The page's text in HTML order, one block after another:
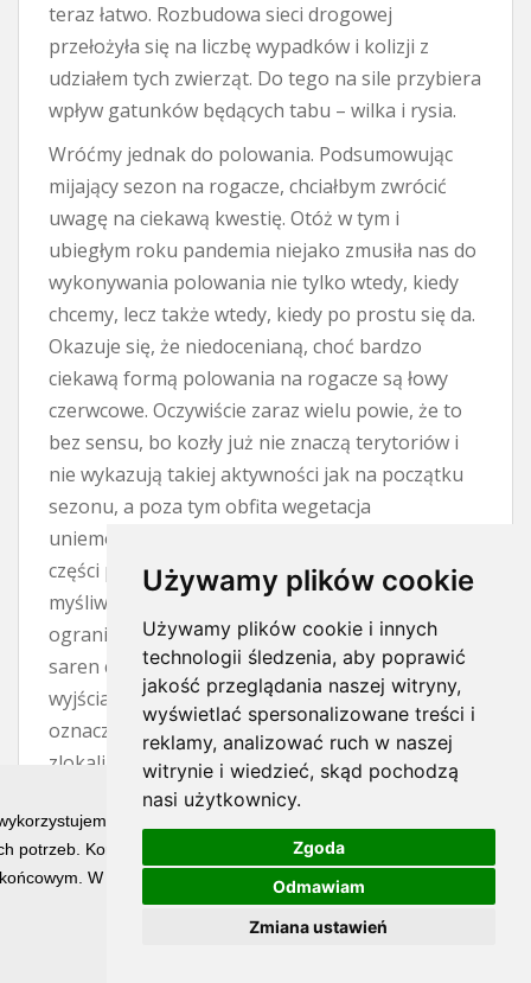
technologię cookies w celu świadczenia Państwu
potrzeb. Korzystanie z witryny bez zmiany ustawień dotyczących
W każdym momencie możesz określić warunki
Używamy plików cookie
Używamy plików cookie i innych
technologii śledzenia, aby poprawić
jakość przeglądania naszej witryny,
wyświetlać spersonalizowane treści i
reklamy, analizować ruch w naszej
witrynie i wiedzieć, skąd pochodzą
nasi użytkownicy.
Zgoda
Odmawiam
Zmiana ustawień
teraz łatwo. Rozbudowa sieci drogowej
przełożyła się na liczbę wypadków i kolizji z
udziałem tych zwierząt. Do tego na sile przybiera
wpływ gatunków będących tabu – wilka i rysia.
Wróćmy jednak do polowania. Podsumowując
mijający sezon na rogacze, chciałbym zwrócić
uwagę na ciekawą kwestię. Otóż w tym i
ubiegłym roku pandemia niejako zmusiła nas do
wykonywania polowania nie tylko wtedy, kiedy
chcemy, lecz także wtedy, kiedy po prostu się da.
Okazuje się, że niedocenianą, choć bardzo
ciekawą formą polowania na rogacze są łowy
czerwcowe. Oczywiście zaraz wielu powie, że to
bez sensu, bo kozły już nie znaczą terytoriów i
nie wykazują takiej aktywności jak na początku
sezonu, a poza tym obfita wegetacja
uniemożliwia zdobycie trofeum. To wszystko po
części prawda, czerwiec to trudny miesiąc dla
myśliwego. Wyrośnięte zboża i trawy znacznie
ograniczają widoczność, natomiast aktywność
saren często przejawia się jedynie w krótkich
wyjściach na otwarty teren. Jednak trudny nie
oznacza niemożliwy. Jeżeli mamy
zlokalizowanego rogacza, to kwestią cierpliwości
i wytrwałości jest spotkanie z nim. W nagrodę
pozyskujemy osobnika o najładniejszym
wyglądzie parostków w całym sezonie.
Największy atut trofeum pozyskanego w
czerwcu stanowi już pełne jego wybarwienie.